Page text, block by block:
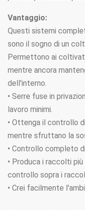
Vantaggio:
Questi sistemi
sono il sogno di un
Permettono ai
mentre ancora
dell'interno.
• Serre fuse in
lavoro minimi.
• Ottenga il controllo
mentre sfruttano la
• Controllo completo
• Produca i raccolti
controllo sopra i
• Crei facilmente